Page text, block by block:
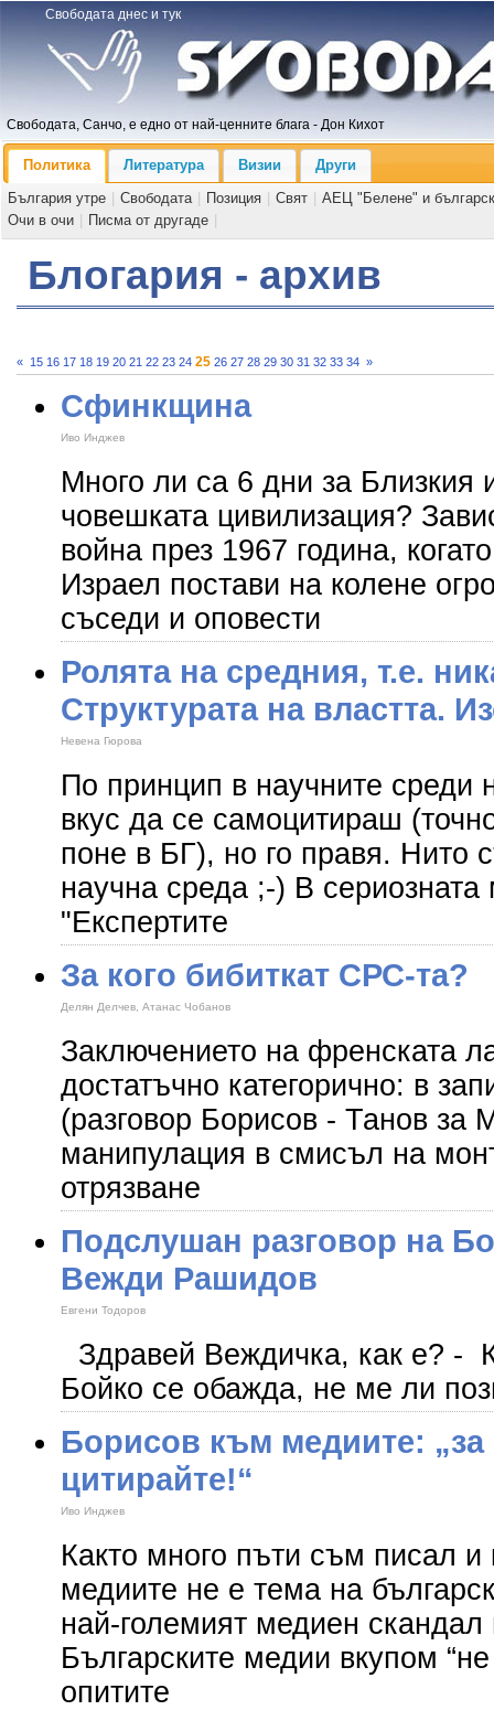
Свободата днес и тук
Свободата, Санчо, е едно от най-ценните блага - Дон Кихот
Политика Литература Визии
Други
България утре
Свободата Позиция Свят
АЕЦ "Белене" и
Очи в очи
Писма от другаде
Блогария - архив
« 15 16 17 18 19 20 21 22 23 24 25 26 27 28 29 30 31 32 33 34 »
Сфинкщина
Иво Инджев
Много ли са 6 дни за Близкия
човешката цивилизация?
война през 1967 година,
Израел постави на колене
съседи и оповести
Ролята на средния, т.е.
Структурата на властта.
Невена Гюрова
По принцип в научните среди
вкус да се самоцитираш
поне в БГ), но го правя. Нито
научна среда ;-) В
"Експертите
За кого бибиткат СРС-та?
Делян Делчев, Атанас Чобанов
Заключението на френската
достатъчно категорично: в
(разговор Борисов - Танов за
манипулация в смисъл на
отрязване
Подслушан разговор на
Вежди Рашидов
Евгени Тодоров
Здравей Веждичка, как е? -
Бойко се обажда, не ме ли
Борисов към медиите: „за
цитирайте!“
Иво Инджев
Както много пъти съм писал и
медиите не е тема на
най-големият медиен скандал
Българските медии вкупом
опитите